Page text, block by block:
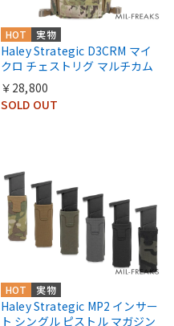
実物
HOT
Haley Strategic D3CRM マイ
クロ チェストリグ マルチカム
￥28,800
SOLD OUT
実物
HOT
Haley Strategic MP2 インサー
ト シングル ピストル マガジン